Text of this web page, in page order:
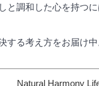
と調和した心を持つ
する考え方をお届け中
Natural Harmony